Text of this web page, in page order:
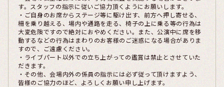
す。スタッフの指示に従いご協力頂くようにお願いします。
・ご自身のお席からステージ等に駆け出す、前方へ押し寄せる、
柵を乗り越える、場内や通路を走る、椅子の上に乗る等の行為は
大変危険ですので絶対におやめください。また、公演中に席を移
動するなどの行為はまわりのお客様のご迷惑になる場合がありま
すので、ご遠慮ください。
・ライブパート以外での立ち上がっての鑑賞は禁止とさせていた
だきます。
・その他、会場内外の係員の指示には必ず従って頂けますよう、
皆様のご協力のほど、よろしくお願い申し上げます。